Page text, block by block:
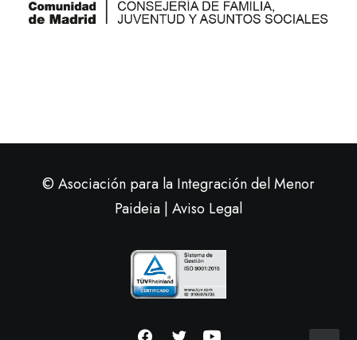
© Asociación para la Integración del Menor
Paideia | Aviso Legal